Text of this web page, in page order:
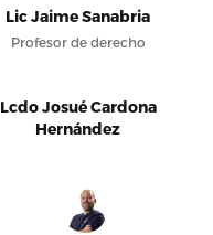
Lic Jaime Sanabria
Profesor de derecho
Lcdo Josué Cardona
Hernández